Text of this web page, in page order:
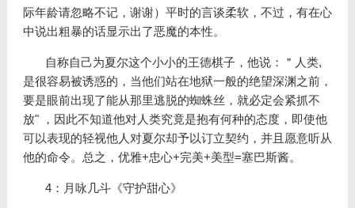
际年龄请忽略不记，谢谢）平时的言谈柔软，不过，有在心
中说出粗暴的话显示出了恶魔的本性。
自称自己为夏尔这个小小的王德棋子，他说：＂人类,
是很容易被诱惑的，当他们站在地狱一般的绝望深渊之前，
要是眼前出现了能从那里逃脱的蜘蛛丝，就必定会紧抓不
放" ，因此不知道他对人类究竟是抱有何种的态度，即使他
可以表现的轻视他人对夏尔却予以订立契约，并且愿意听从
他的命令。总之，优雅+忠心+完美+美型=塞巴斯酱。
4：月咏几斗《守护甜心》